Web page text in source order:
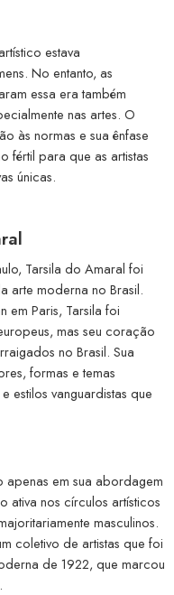
estava
No entanto, as
essa era também
nas artes. O
às normas e sua ênfase
fértil para que as artistas
únicas.
Tarsila do Amaral foi
arte moderna no Brasil.
em Paris, Tarsila foi
mas seu coração
no Brasil. Sua
formas e temas
estilos vanguardistas que
em sua abordagem
ativa nos círculos artísticos
masculinos.
coletivo de artistas que foi
de 1922, que marcou